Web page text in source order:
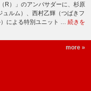
R）」のアンバサダーに、杉原
ュルム）、西村乙輝（つばきフ
による特別ユニット … 続きを
more »